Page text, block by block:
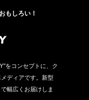
もしろい！
をコンセプトに、ク
ディアです。新型
幅広くお届けしま